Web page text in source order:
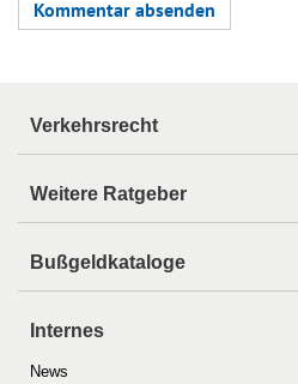
Verkehrsrecht
Weitere Ratgeber
Bußgeldkataloge
Internes
News